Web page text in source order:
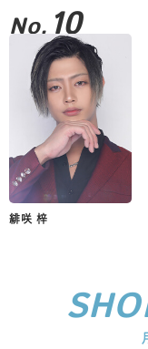
No.10
緋咲 梓